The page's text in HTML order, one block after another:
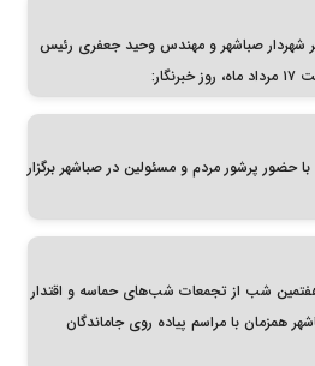
شهردار صباشهر و مهندس وحید جعفری رئیس
حضور پرشور مردم و مسئولین در صباشهر برگزار
شب از تجمعات شب‌های حماسه و اقتدار
همزمان با مراسم پیاده روی جاماندگان